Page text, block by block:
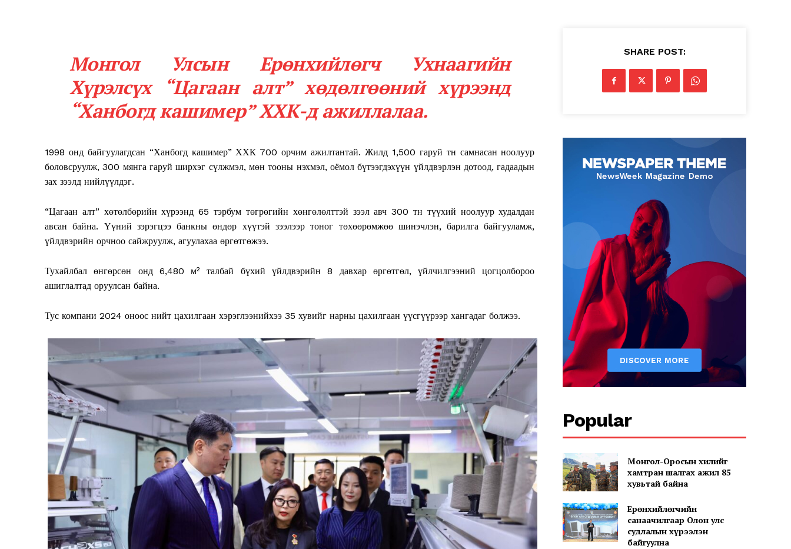
Монгол Улсын Ерөнхийлөгч Ухнаагийн
Хүрэлсүх “Цагаан алт” хөдөлгөөний хүрээнд
“Ханбогд кашимер” ХХК-д ажиллалаа.
1998 онд байгуулагдсан “Ханбогд кашимер” ХХК 700 орчим ажилтантай. Жилд 1,500 гаруй тн самнасан ноолуур
боловсруулж, 300 мянга гаруй ширхэг сүлжмэл, мөн тооны нэхмэл, оёмол бүтээгдэхүүн үйлдвэрлэн дотоод, гадаадын
зах зээлд нийлүүлдэг.
“Цагаан алт” хөтөлбөрийн хүрээнд 65 тэрбум төгрөгийн хөнгөлөлттэй зээл авч 300 тн түүхий ноолуур худалдан
авсан байна. Үүний зэрэгцээ банкны өндөр хүүтэй зээлээр тоног төхөөрөмжөө шинэчлэн, барилга байгууламж,
үйлдвэрийн орчноо сайжруулж, агуулахаа өргөтгөжээ.
Тухайлбал өнгөрсөн онд 6,480 м² талбай бүхий үйлдвэрийн 8 давхар өргөтгөл, үйлчилгээний цогцолбороо
ашиглалтад оруулсан байна.
Тус компани 2024 оноос нийт цахилгаан хэрэглээнийхээ 35 хувийг нарны цахилгаан үүсгүүрээр хангадаг болжээ.
SHARE POST:
Popular
Монгол-Оросын хилийг
хамтран шалгах ажил 85
хувьтай байна
Ерөнхийлөгчийн
санаачилгаар Олон улс
судлалын хүрээлэн
байгуулна